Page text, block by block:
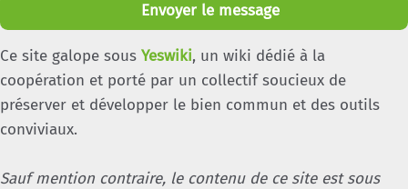
Envoyer le message
Ce site galope sous Yeswiki, un wiki dédié à la
coopération et porté par un collectif soucieux de
préserver et développer le bien commun et des outils
conviviaux.
Sauf mention contraire, le contenu de ce site est sous